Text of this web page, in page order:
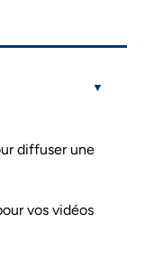
diffuser une
vos vidéos